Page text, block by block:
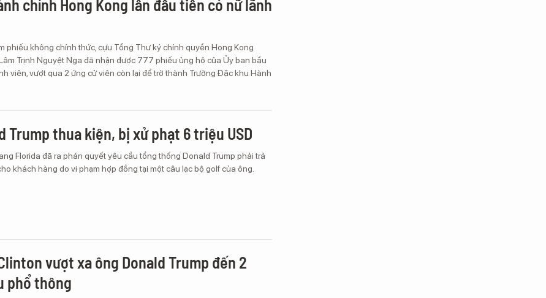
chính Hong Kong lần đầu tiên có nữ lãnh
phiếu không chính thức, cựu Tổng Thư ký chính quyền Hong Kong
Trịnh Nguyệt Nga đã nhận được 777 phiếu ủng hộ của Ủy ban bầu
viên, vượt qua 2 ứng cử viên còn lại để trở thành Trưởng Đặc khu Hành
Trump thua kiện, bị xử phạt 6 triệu USD
Florida đã ra phán quyết yêu cầu tổng thống Donald Trump phải trả
khách hàng do vi phạm hợp đồng tại một câu lạc bộ golf của ông.
vượt xa ông Donald Trump đến 2
phổ thông